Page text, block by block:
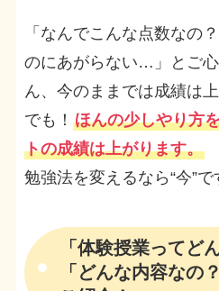
「なんでこんな点数なの
のにあがらない…」とご
ん、今のままでは成績は上
でも！ ほんの少しやり方
トの成績は上がります。
勉強法を変えるなら“今”で
「体験授業ってど
「どんな内容なの